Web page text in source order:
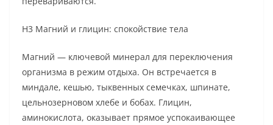
H3 Магний и глицин: спокойствие тела
Магний — ключевой минерал для переключения
организма в режим отдыха. Он встречается в
миндале, кешью, тыквенных семечках, шпинате,
цельнозерновом хлебе и бобах. Глицин,
аминокислота, оказывает прямое успокаивающее